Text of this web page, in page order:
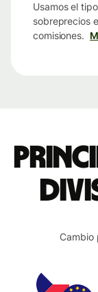
Usamos el
sobreprecios
comisiones.
Cambio